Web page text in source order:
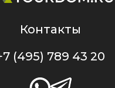
Контакты
(495) 789 43 20